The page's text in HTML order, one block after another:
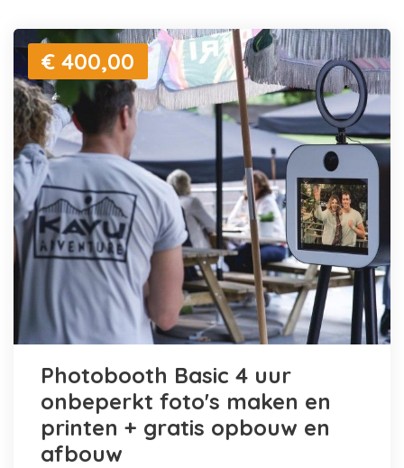
€ 400,00
Photobooth Basic 4 uur
onbeperkt foto's maken en
printen + gratis opbouw en
afbouw